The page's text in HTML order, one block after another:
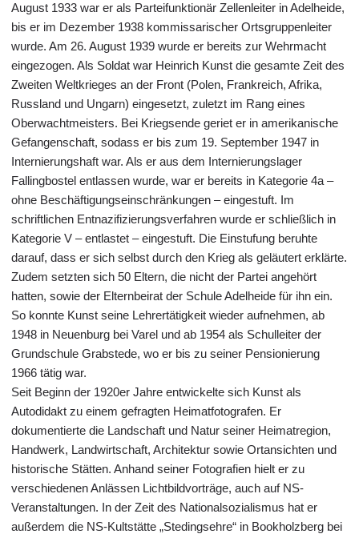
August 1933 war er als Parteifunktionär Zellenleiter in Adelheide,
bis er im Dezember 1938 kommissarischer Ortsgruppenleiter
wurde. Am 26. August 1939 wurde er bereits zur Wehrmacht
eingezogen. Als Soldat war Heinrich Kunst die gesamte Zeit des
Zweiten Weltkrieges an der Front (Polen, Frankreich, Afrika,
Russland und Ungarn) eingesetzt, zuletzt im Rang eines
Oberwachtmeisters. Bei Kriegsende geriet er in amerikanische
Gefangenschaft, sodass er bis zum 19. September 1947 in
Internierungshaft war. Als er aus dem Internierungslager
Fallingbostel entlassen wurde, war er bereits in Kategorie 4a –
ohne Beschäftigungseinschränkungen – eingestuft. Im
schriftlichen Entnazifizierungsverfahren wurde er schließlich in
Kategorie V – entlastet – eingestuft. Die Einstufung beruhte
darauf, dass er sich selbst durch den Krieg als geläutert erklärte.
Zudem setzten sich 50 Eltern, die nicht der Partei angehört
hatten, sowie der Elternbeirat der Schule Adelheide für ihn ein.
So konnte Kunst seine Lehrertätigkeit wieder aufnehmen, ab
1948 in Neuenburg bei Varel und ab 1954 als Schulleiter der
Grundschule Grabstede, wo er bis zu seiner Pensionierung
1966 tätig war.
Seit Beginn der 1920er Jahre entwickelte sich Kunst als
Autodidakt zu einem gefragten Heimatfotografen. Er
dokumentierte die Landschaft und Natur seiner Heimatregion,
Handwerk, Landwirtschaft, Architektur sowie Ortansichten und
historische Stätten. Anhand seiner Fotografien hielt er zu
verschiedenen Anlässen Lichtbildvorträge, auch auf NS-
Veranstaltungen. In der Zeit des Nationalsozialismus hat er
außerdem die NS-Kultstätte „Stedingsehre“ in Bookholzberg bei